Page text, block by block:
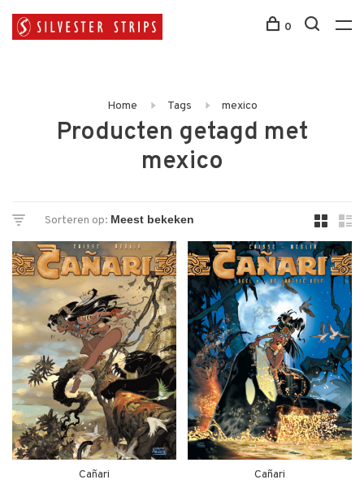
0
Home Tags mexico
Producten getagd met
mexico
Sorteren op:
Cañari Cañari